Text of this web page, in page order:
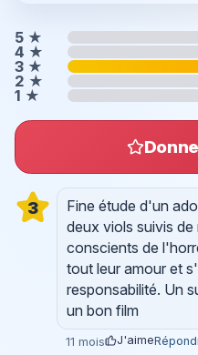
5 ★
4 ★
3 ★
2 ★
1 ★
3
Fine étude d'un
deux viols suivis de
conscients de
tout leur amour et
responsabilité. Un
un bon film
11 mois J'aime